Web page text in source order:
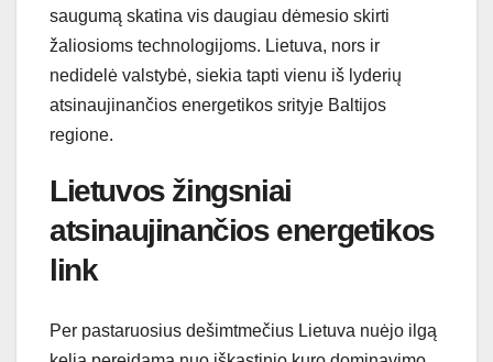
saugumą skatina vis daugiau dėmesio skirti
žaliosioms technologijoms. Lietuva, nors ir
nedidelė valstybė, siekia tapti vienu iš lyderių
atsinaujinančios energetikos srityje Baltijos
regione.
Lietuvos žingsniai
atsinaujinančios energetikos
link
Per pastaruosius dešimtmečius Lietuva nuėjo ilgą